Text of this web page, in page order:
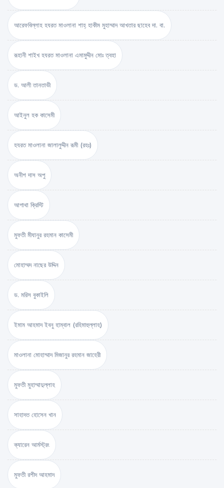
আরেফবিল্লাহ হযরত মাওলানা শাহ্ হাকীম মুহাম্মাদ আখতার ছাহেব দা. বা.
রূহানী শাইখ হযরত মাওলানা এমামুদ্দীন মোঃ ত্বহা
ড. আলী তানতাভী
আইনুল হক কাসেমী
হযরত মাওলানা জালালুদ্দীন রূমী (রহঃ)
অনীশ দাস অপু
আগাথা ক্রিস্টি
মুফতী মীযানুর রহমান কাসেমী
মোহাম্মদ নাছের উদ্দিন
ড. মরিস বুকাইলি
ইমাম আহমাদ ইবনু হাম্বাল (রহিমাহুল্লাহ)
মাওলানা মোহাম্মাদ মিজানুর রহমান জাহেরী
মুফতী মুহাম্মাদুল্লাহ
সাহাদত হোসেন খান
ক্যারেন আর্মস্ট্রং
মুফতী রশীদ আহমাদ